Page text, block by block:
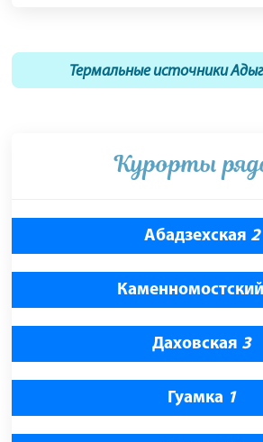
Термальные источники
Курорты
Абадзехская 2
Каменномостский
Даховская 3
Гуамка 1